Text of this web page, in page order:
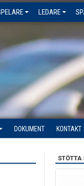
LEDARE
DOKUMENT KONTAKT
STÖTTA